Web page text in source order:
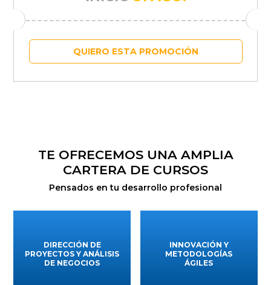
QUIERO ESTA PROMOCIÓN
TE OFRECEMOS UNA AMPLIA
CARTERA DE CURSOS
Pensados en tu desarrollo profesional
DIRECCIÓN DE
PROYECTOS Y ANÁLISIS
DE NEGOCIOS
INNOVACIÓN Y
METODOLOGÍAS
ÁGILES